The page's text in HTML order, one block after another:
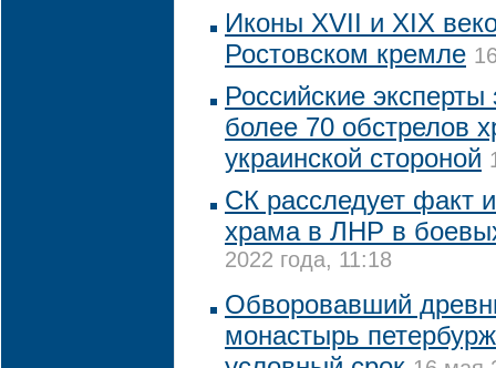
Иконы XVII и XIX
Ростовском кремле
Российские
более 70 обстрелов
украинской стороной
СК расследует факт
храма в ЛНР в
2022 года, 11:18
Обворовавший
монастырь